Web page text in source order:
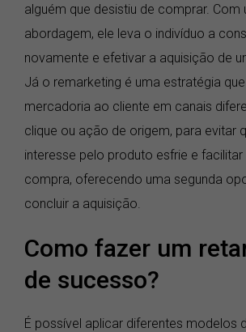
alguém que desistiu de comprar. Com
abordagem, ele leva o indivíduo a
novamente e efetivar a aquisição de
Já o remarketing é uma estratégia
mercadoria ao cliente em canais
clique ou ação de origem, para evitar
interesse pelo produto esfrie e
compra, oferecendo uma segunda
concluir a aquisição.
Como fazer um
de sucesso?
É possível aplicar diferentes modelos